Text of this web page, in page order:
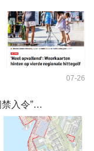
07-26
禁入令”…